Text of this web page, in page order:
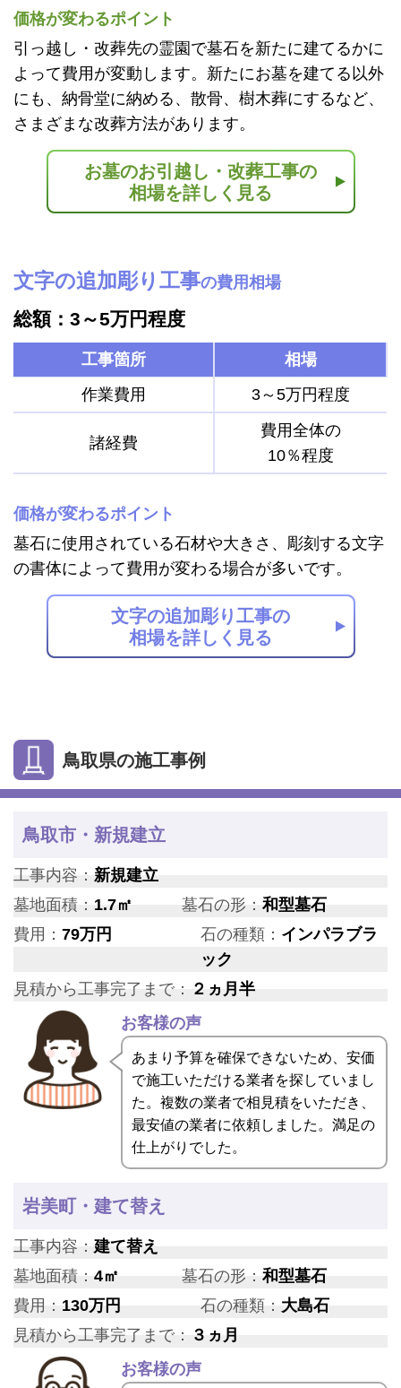
価格が変わるポイント
引っ越し・改葬先の霊園で墓石を新たに建てるかに
よって費用が変動します。新たにお墓を建てる以外
にも、納骨堂に納める、散骨、樹木葬にするなど、
さまざまな改葬方法があります。
お墓のお引越し・改葬工事の
相場を詳しく見る
文字の追加彫り工事の費用相場
総額：3～5万円程度
工事箇所
相場
作業費用
3～5万円程度
諸経費
費用全体の
10％程度
価格が変わるポイント
墓石に使用されている石材や大きさ、彫刻する文字
の書体によって費用が変わる場合が多いです。
文字の追加彫り工事の
相場を詳しく見る
鳥取県の施工事例
鳥取市・新規建立
工事内容： 新規建立
墓地面積： 1.7㎡ 墓石の形：和型墓石
費用： 79万円 石の種類： インパラブラ
ック
見積から工事完了まで： ２ヵ月半
お客様の声
あまり予算を確保できないため、安価
で施工いただける業者を探していまし
た。複数の業者で相見積をいただき、
最安値の業者に依頼しました。満足の
仕上がりでした。
岩美町・建て替え
工事内容： 建て替え
墓地面積： 4㎡ 墓石の形：和型墓石
費用： 130万円 石の種類： 大島石
見積から工事完了まで： ３ヵ月
お客様の声